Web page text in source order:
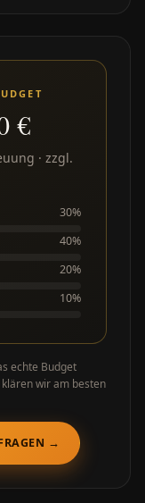
€
· zzgl.
30%
40%
20%
10%
echte Budget
wir am besten
→